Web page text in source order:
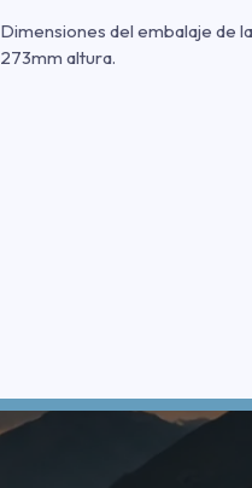
Dimensiones del embalaje de
273mm altura.